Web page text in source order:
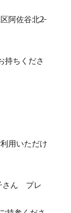
阿佐谷北2-
持ちくださ
用いただけ
さん プレ